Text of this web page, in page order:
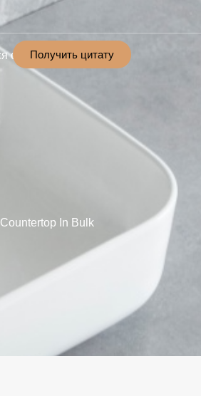
с Получить цитату
In Bulk